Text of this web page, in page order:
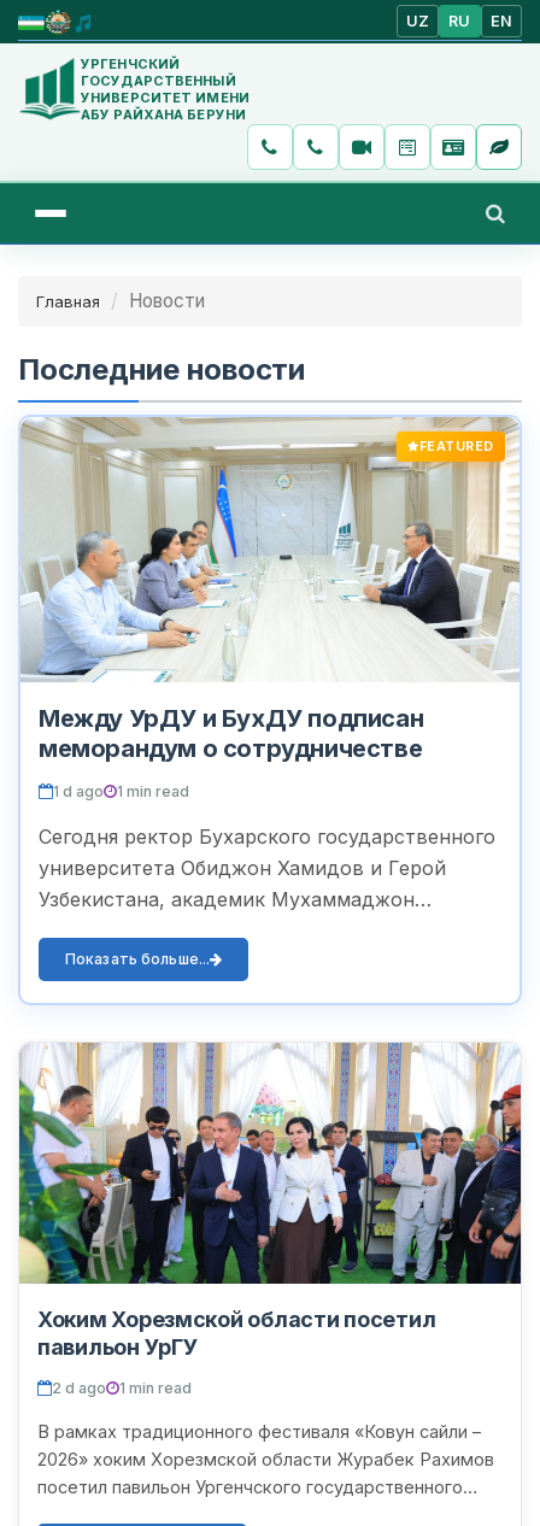
UZ RU EN
УРГЕНЧСКИЙ
ГОСУДАРСТВЕННЫЙ
УНИВЕРСИТЕТ ИМЕНИ
АБУ РАЙХАНА БЕРУНИ
Главная Новости
Последние новости
FEATURED
Между УрДУ и БухДУ подписан
меморандум о сотрудничестве
1 d ago 1 min read
Сегодня ректор Бухарского государственного
университета Обиджон Хамидов и Герой
Узбекистана, академик Мухаммаджон
государственный университет имени Абу
Показать больше...
Хоким Хорезмской области посетил
павильон УрГУ
2 d ago 1 min read
В рамках традиционного фестиваля «Ковун сайли –
2026» хоким Хорезмской области Журабек Рахимов
посетил павильон Ургенчского государственного